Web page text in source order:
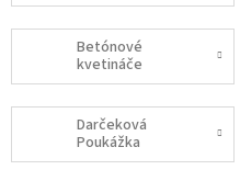
Betónové
kvetináče
Darčeková
Poukážka